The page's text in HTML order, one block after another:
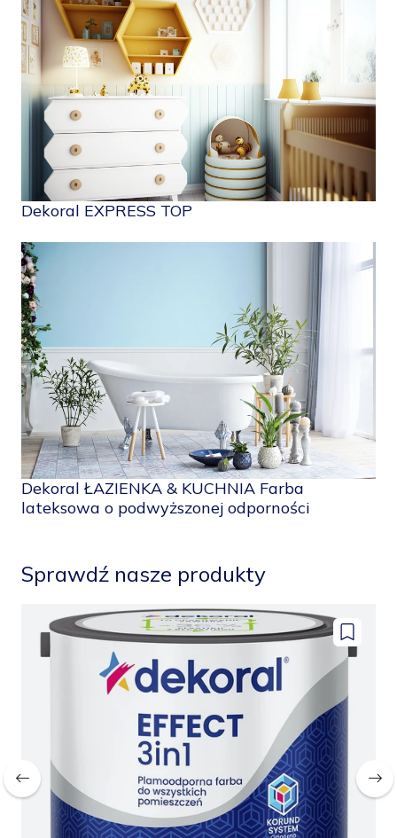
Dekoral EXPRESS TOP
Dekoral ŁAZIENKA & KUCHNIA Farba
lateksowa o podwyższonej odporności
Sprawdź nasze produkty
Dodaj